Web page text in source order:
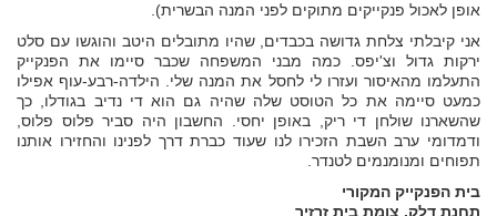
אופן לאכול פנקייקים מתוקים לפני המנה הבשרית).
אני קיבלתי צלחת גדושה בכבדים, שהיו מתובלים היטב והוגשו עם סלט
ירקות גדול וצ'יפס. כמה מבני המשפחה שכבר סיימו את הפנקייק
התעלמו מהאיסור ועזרו לי לחסל את המנה שלי. הילדה-רבע-עוף אפילו
כמעט סיימה את כל הטוסט שלה שהיה גם הוא די נדיב בגודלו, כך
שהשארנו שולחן די ריק, באופן יחסי. החשבון היה סביר פלוס פלוס,
ודמדומי ערב השבת הזכירו לנו שעוד כברת דרך לפנינו והחזירו אותנו
תפוחים ומנומנמים לטנדר.
בית הפנקייק המקורי
תחנת דלק, צומת בית זרזיר